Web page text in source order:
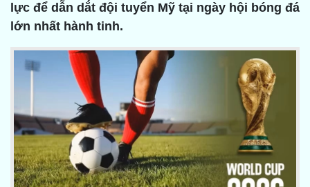
lực để dẫn dắt đội tuyển Mỹ tại ngày hội bóng đá
lớn nhất hành tinh.